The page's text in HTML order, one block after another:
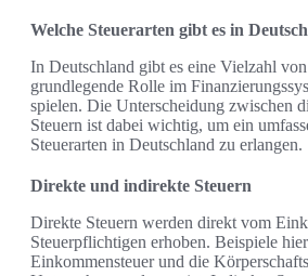
Welche Steuerarten gibt es in
In Deutschland gibt es eine Vielzahl
grundlegende Rolle im
spielen. Die Unterscheidung zwischen
Steuern ist dabei wichtig, um ein
Steuerarten in Deutschland zu erlangen.
Direkte und indirekte Steuern
Direkte Steuern werden direkt vom
Steuerpflichtigen erhoben. Beispiele
Einkommensteuer und die